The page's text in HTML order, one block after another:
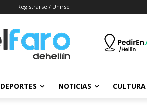
Registrarse / Unirse
DEPORTES NOTICIAS CULTURA